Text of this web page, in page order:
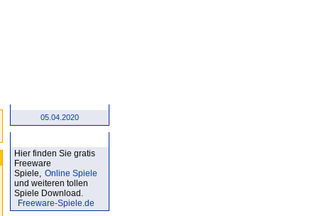
05.04.2020
Hier finden Sie gratis
Freeware
Spiele, Online Spiele
und weiteren tollen
Spiele Download.
Freeware-Spiele.de